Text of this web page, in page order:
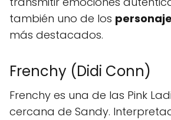
también uno de los
más destacados.
Frenchy (Didi Conn)
Frenchy es una de las Pink
cercana de Sandy.